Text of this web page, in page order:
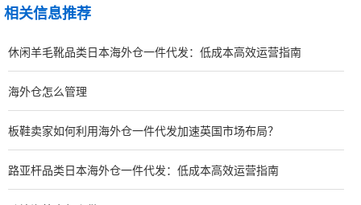
相关信息推荐
休闲羊毛靴品类日本海外仓一件代发：低成本高效运营指南
海外仓怎么管理
板鞋卖家如何利用海外仓一件代发加速英国市场布局？
路亚杆品类日本海外仓一件代发：低成本高效运营指南